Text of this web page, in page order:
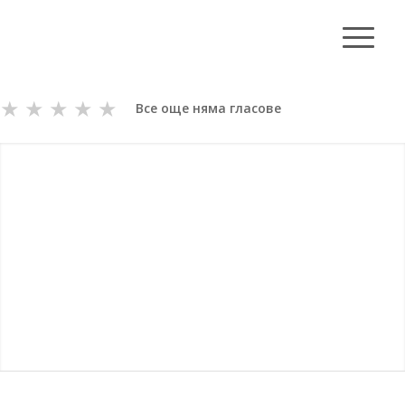
★
★
★
★
★ Все още няма гласове